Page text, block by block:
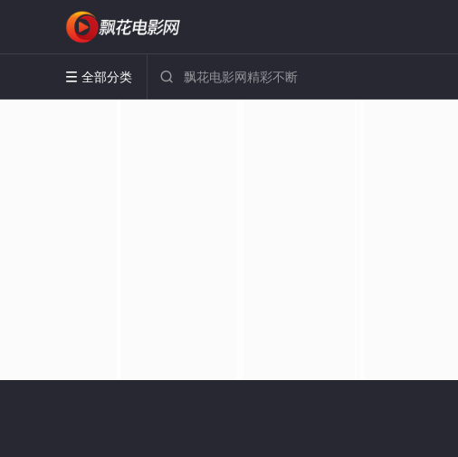
 全部分类 